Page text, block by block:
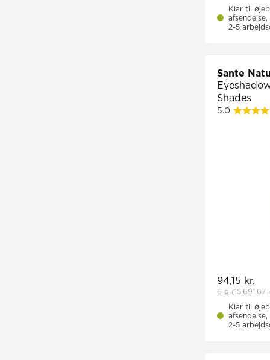
Klar til
2-5
Sante
Shades
5.0
94,15 kr.
6 g (15.691,67
Klar til
2-5